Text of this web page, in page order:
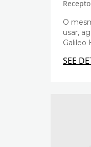
O
usar,
Galileo
SEE